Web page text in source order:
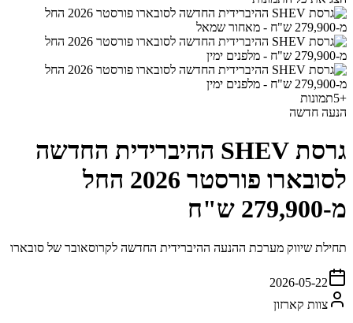
+
5תמונות
הנעה חדשה
גרסת SHEV ההיברידית החדשה
לסובארו פורסטר 2026 החל
מ-279,900 ש"ח
תחילת שיווק מערכת ההנעה ההיברידית החדשה לקרוסאובר של סובארו
2026-05-22
צוות קארזון